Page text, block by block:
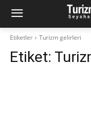
Etiketler Turizm gelirleri
Etiket: